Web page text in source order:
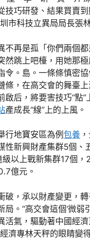
技巧研發、結果買賣
市科技立異局局長張
不再是孤「你們兩個
然跳上吧檯，用她那
令。島。一條條慎密
條，在高交會的舞臺
啟后，將要害技巧“點”
產成長“線”上的上風。
行地寶安區為例 包養
性新興財產集群5個、
以上戰新集群17個
億元。
破，承以財產變更，
局。“高交會這個‘微弱
活氣，驅動著中國經
濟專林天秤的眼睛變